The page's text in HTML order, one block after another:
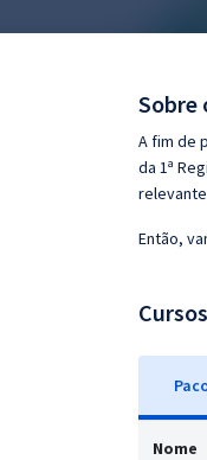
Questões grátis
Sobre
A fim de
da 1ª
Então,
Nome